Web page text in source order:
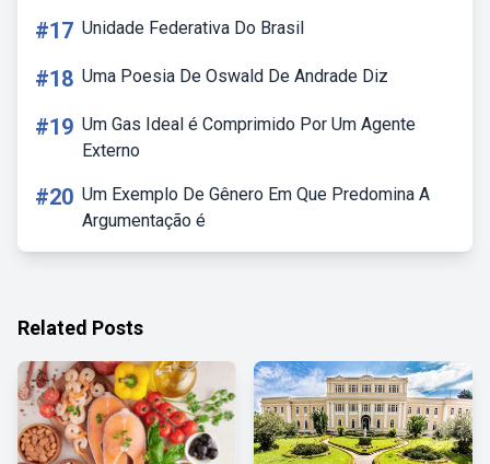
#17 Unidade Federativa Do Brasil
#18 Uma Poesia De Oswald De Andrade Diz
#19 Um Gas Ideal é Comprimido Por Um Agente
Externo
#20 Um Exemplo De Gênero Em Que Predomina A
Argumentação é
Related Posts